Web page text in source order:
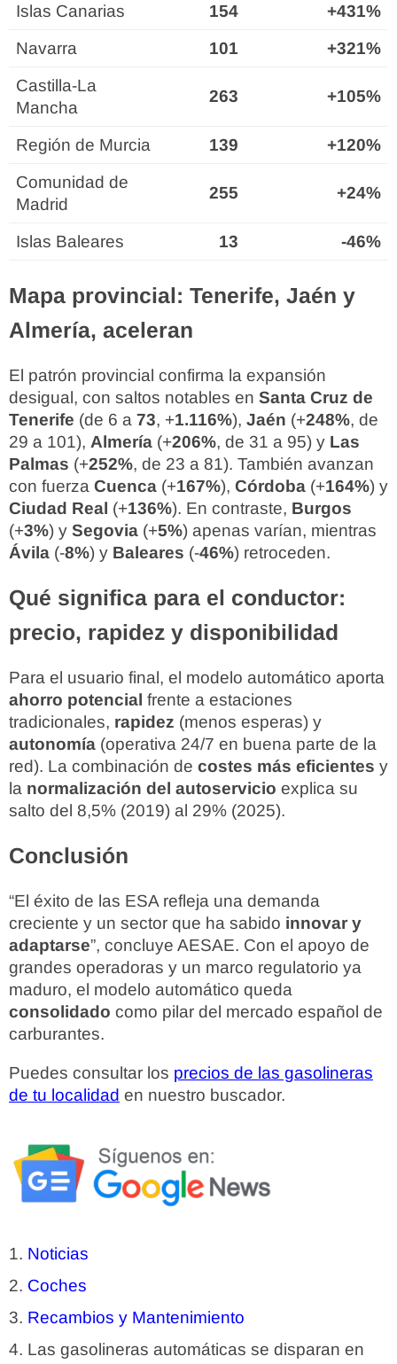
Islas Canarias 154
+431%
Navarra
101
+321%
Castilla-La
Mancha
263 +105%
Región de Murcia 139
+120%
Comunidad de
Madrid
255 +24%
Islas Baleares 13 -46%
Mapa provincial: Tenerife, Jaén y
Almería, aceleran
El patrón provincial confirma la expansión
desigual, con saltos notables en Santa Cruz de
Tenerife (de 6 a 73, +1.116%), Jaén (+248%, de
29 a 101), Almería (+206%, de 31 a 95) y Las
Palmas (+252%, de 23 a 81). También avanzan
con fuerza Cuenca (+167%), Córdoba (+164%) y
Ciudad Real (+136%). En contraste, Burgos
(+3%) y Segovia (+5%) apenas varían, mientras
Ávila (-8%) y Baleares (-46%) retroceden.
Qué significa para el conductor:
precio, rapidez y disponibilidad
Para el usuario final, el modelo automático aporta
ahorro potencial frente a estaciones
tradicionales, rapidez (menos esperas) y
autonomía (operativa 24/7 en buena parte de la
red). La combinación de costes más eficientes y
la normalización del autoservicio explica su
salto del 8,5% (2019) al 29% (2025).
Conclusión
“El éxito de las ESA refleja una demanda
creciente y un sector que ha sabido innovar y
adaptarse”, concluye AESAE. Con el apoyo de
grandes operadoras y un marco regulatorio ya
maduro, el modelo automático queda
consolidado como pilar del mercado español de
carburantes.
Puedes consultar los precios de las gasolineras
de tu localidad en nuestro buscador.
Noticias
Coches
Recambios y Mantenimiento
Las gasolineras automáticas se disparan en